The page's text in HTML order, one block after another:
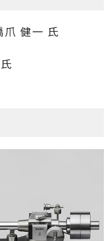
爪 健一 氏